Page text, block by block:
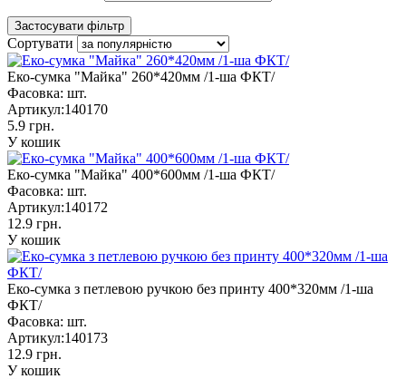
Сортувати
Еко-сумка "Майка" 260*420мм /1-ша ФКТ/
Фасовка: шт.
Артикул:140170
5.9 грн.
У кошик
Еко-сумка "Майка" 400*600мм /1-ша ФКТ/
Фасовка: шт.
Артикул:140172
12.9 грн.
У кошик
Еко-сумка з петлевою ручкою без принту 400*320мм /1-ша
ФКТ/
Фасовка: шт.
Артикул:140173
12.9 грн.
У кошик